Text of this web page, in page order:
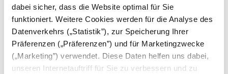
dabei sicher, dass die Website optimal für Sie
funktioniert. Weitere Cookies werden für die Analyse des
Datenverkehrs („Statistik”), zur Speicherung Ihrer
Präferenzen („Präferenzen”) und für Marketingzwecke
(„Marketing”) verwendet. Diese Daten helfen uns dabei,
unseren Internetauftriff für Sie zu verbessern und zu